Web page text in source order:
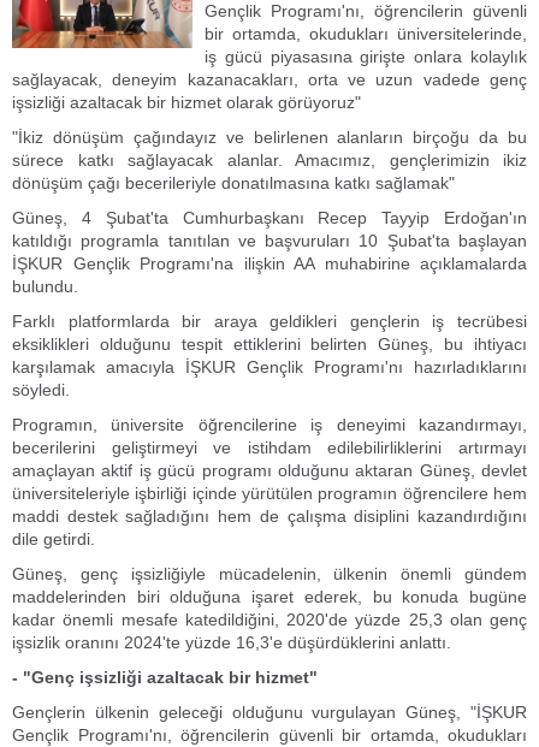
Gençlik Programı'nı, öğrencilerin güvenli
bir ortamda, okudukları üniversitelerinde,
iş gücü piyasasına girişte onlara kolaylık
sağlayacak, deneyim kazanacakları, orta ve uzun vadede genç
işsizliği azaltacak bir hizmet olarak görüyoruz"
"İkiz dönüşüm çağındayız ve belirlenen alanların birçoğu da bu
sürece katkı sağlayacak alanlar. Amacımız, gençlerimizin ikiz
dönüşüm çağı becerileriyle donatılmasına katkı sağlamak"
Güneş, 4 Şubat'ta Cumhurbaşkanı Recep Tayyip Erdoğan'ın
katıldığı programla tanıtılan ve başvuruları 10 Şubat'ta başlayan
İŞKUR Gençlik Programı'na ilişkin AA muhabirine açıklamalarda
bulundu.
Farklı platformlarda bir araya geldikleri gençlerin iş tecrübesi
eksiklikleri olduğunu tespit ettiklerini belirten Güneş, bu ihtiyacı
karşılamak amacıyla İŞKUR Gençlik Programı'nı hazırladıklarını
söyledi.
Programın, üniversite öğrencilerine iş deneyimi kazandırmayı,
becerilerini geliştirmeyi ve istihdam edilebilirliklerini artırmayı
amaçlayan aktif iş gücü programı olduğunu aktaran Güneş, devlet
üniversiteleriyle işbirliği içinde yürütülen programın öğrencilere hem
maddi destek sağladığını hem de çalışma disiplini kazandırdığını
dile getirdi.
Güneş, genç işsizliğiyle mücadelenin, ülkenin önemli gündem
maddelerinden biri olduğuna işaret ederek, bu konuda bugüne
kadar önemli mesafe katedildiğini, 2020'de yüzde 25,3 olan genç
işsizlik oranını 2024'te yüzde 16,3'e düşürdüklerini anlattı.
- "Genç işsizliği azaltacak bir hizmet"
Gençlerin ülkenin geleceği olduğunu vurgulayan Güneş, "İŞKUR
Gençlik Programı'nı, öğrencilerin güvenli bir ortamda, okudukları